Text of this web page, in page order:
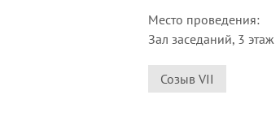
Место проведения:
Зал заседаний, 3 этаж
Созыв VII